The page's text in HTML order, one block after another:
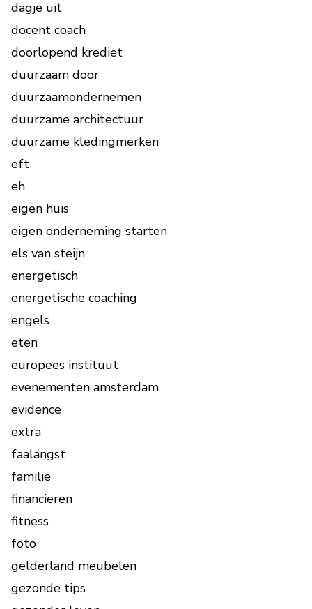
dagje uit
docent coach
doorlopend krediet
duurzaam door
duurzaamondernemen
duurzame architectuur
duurzame kledingmerken
eft
eh
eigen huis
eigen onderneming starten
els van steijn
energetisch
energetische coaching
engels
eten
europees instituut
evenementen amsterdam
evidence
extra
faalangst
familie
financieren
fitness
foto
gelderland meubelen
gezonde tips